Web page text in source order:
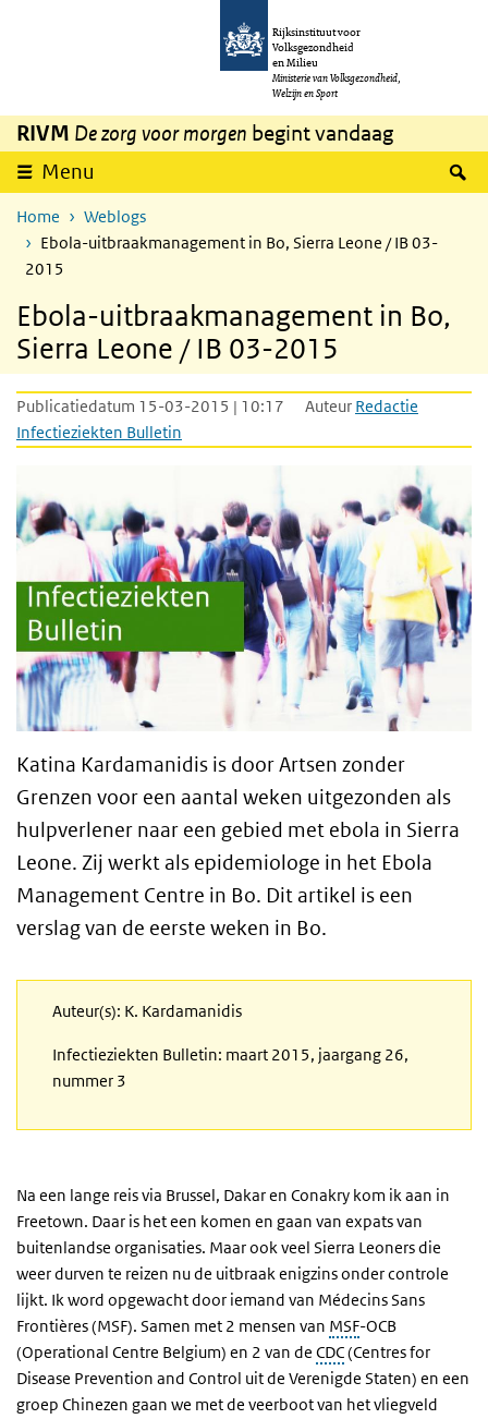
Overslaan en naar de inhoud gaan
Rijksinstituut voor
Volksgezondheid
en Milieu
Ministerie van Volksgezondheid,
Welzijn en Sport
RIVM De zorg voor morgen begint vandaag
Menu
Home
Weblogs
Ebola-uitbraakmanagement in Bo, Sierra Leone / IB 03-
2015
Ebola-uitbraakmanagement in Bo,
Sierra Leone / IB 03-2015
Publicatiedatum 15-03-2015 | 10:17 Auteur Redactie
Infectieziekten Bulletin
Katina Kardamanidis is door Artsen zonder
Grenzen voor een aantal weken uitgezonden als
hulpverlener naar een gebied met ebola in Sierra
Leone. Zij werkt als epidemiologe in het Ebola
Management Centre in Bo. Dit artikel is een
verslag van de eerste weken in Bo.
Auteur(s): K. Kardamanidis
Infectieziekten Bulletin: maart 2015, jaargang 26,
nummer 3
Na een lange reis via Brussel, Dakar en Conakry kom ik aan in
Freetown. Daar is het een komen en gaan van expats van
buitenlandse organisaties. Maar ook veel Sierra Leoners die
weer durven te reizen nu de uitbraak enigzins onder controle
lijkt. Ik word opgewacht door iemand van Médecins Sans
Frontières (MSF). Samen met 2 mensen van MSF-OCB
(Operational Centre Belgium) en 2 van de CDC(Centres for
Disease Prevention and Control uit de Verenigde Staten) en een
groep Chinezen gaan we met de veerboot van het vliegveld